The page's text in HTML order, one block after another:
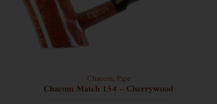
Chacom, Pipe
Chacom Match 154 – Cherrywood